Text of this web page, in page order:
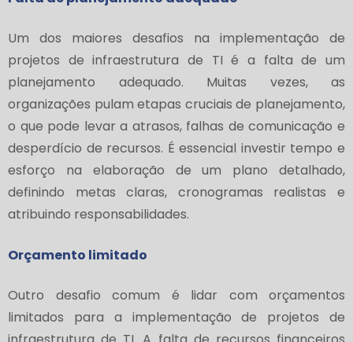
Um dos maiores desafios na implementação de
projetos de infraestrutura de TI é a falta de um
planejamento adequado. Muitas vezes, as
organizações pulam etapas cruciais de planejamento,
o que pode levar a atrasos, falhas de comunicação e
desperdício de recursos. É essencial investir tempo e
esforço na elaboração de um plano detalhado,
definindo metas claras, cronogramas realistas e
atribuindo responsabilidades.
Orçamento limitado
Outro desafio comum é lidar com orçamentos
limitados para a implementação de projetos de